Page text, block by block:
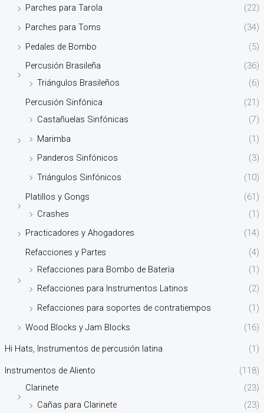
Parches para Tarola
(22)
Parches para Toms
(34)
Pedales de Bombo
(5)
Percusión Brasileña
(36)
Triángulos Brasileños
(6)
Percusión Sinfónica
(21)
Castañuelas Sinfónicas
(7)
Marimba
(1)
Panderos Sinfónicos
(3)
Triángulos Sinfónicos
(10)
Platillos y Gongs
(61)
Crashes
(1)
Practicadores y Ahogadores
(14)
Refacciones y Partes
(4)
Refacciones para Bombo de Batería
(1)
Refacciones para Instrumentos Latinos
(2)
Refacciones para soportes de contratiempos
(1)
Wood Blocks y Jam Blocks
(16)
Hi Hats, Instrumentos de percusión latina (1)
Instrumentos de Aliento
(118)
Clarinete
(23)
Cañas para Clarinete
(23)